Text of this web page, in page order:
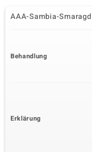
AAA-Sambia-Smaragd
Behandlung
Erklärung